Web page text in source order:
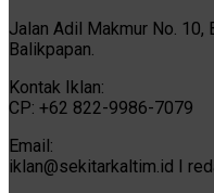
Jalan Adil Makmur No. 10,
Balikpapan.
Kontak Iklan:
CP: +62 822-9986-7079
Email:
iklan@sekitarkaltim.id I